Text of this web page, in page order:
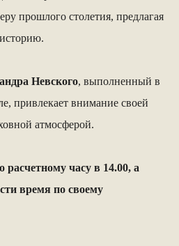
прошлого столетия, предлагая
Невского, выполненный в
привлекает внимание своей
атмосферой.
расчетному часу в 14.00, а
время по своему